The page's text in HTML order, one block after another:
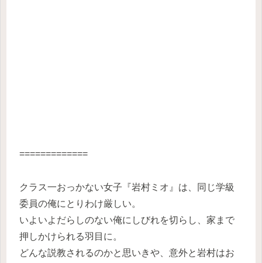
=============
クラス一おっかない女子『岩村ミオ』は、同じ学級
委員の俺にとりわけ厳しい。
いよいよだらしのない俺にしびれを切らし、家まで
押しかけられる羽目に。
どんな説教されるのかと思いきや、意外と岩村はお